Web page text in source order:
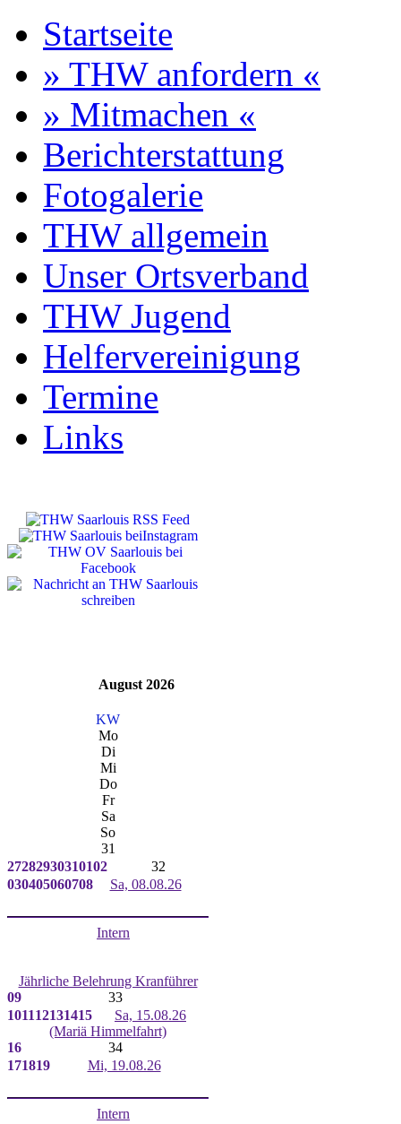
Startseite
» THW anfordern «
» Mitmachen «
Berichterstattung
Fotogalerie
THW allgemein
Unser Ortsverband
THW Jugend
Helfervereinigung
Termine
Links
August 2026
KW
Mo
Di
Mi
Do
Fr
Sa
So
31
27282930310102
32
030405060708 Sa, 08.08.26
Intern
Jährliche Belehrung Kranführer
09
33
101112131415
Sa, 15.08.26
(Mariä Himmelfahrt)
16
34
171819 Mi, 19.08.26
Intern